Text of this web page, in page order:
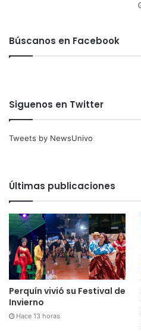
Búscanos en Facebook
Siguenos en Twitter
Tweets by NewsUnivo
Últimas publicaciones
Perquín vivió su Festival de
Invierno
Hace 13 horas